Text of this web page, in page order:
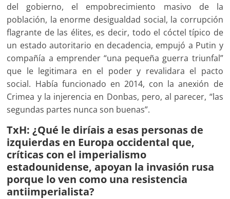
del gobierno, el empobrecimiento masivo de la
población, la enorme desigualdad social, la corrupción
flagrante de las élites, es decir, todo el cóctel típico de
un estado autoritario en decadencia, empujó a Putin y
compañía a emprender “una pequeña guerra triunfal”
que le legitimara en el poder y revalidara el pacto
social. Había funcionado en 2014, con la anexión de
Crimea y la injerencia en Donbas, pero, al parecer, “las
segundas partes nunca son buenas”.
TxH: ¿Qué le diríais a esas personas de
izquierdas en Europa occidental que,
críticas con el imperialismo
estadounidense, apoyan la invasión rusa
porque lo ven como una resistencia
antiimperialista?